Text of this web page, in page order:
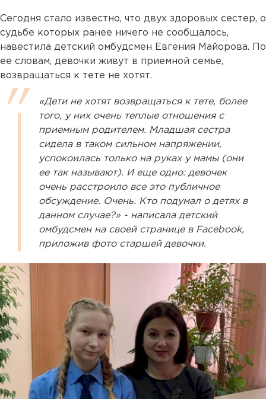
Cегодня стало известно, что двух здоровых сестер, о
судьбе которых ранее ничего не сообщалось,
навестила детский омбудсмен Евгения Майорова. По
ее словам, девочки живут в приемной семье,
возвращаться к тете не хотят.
«Дети не хотят возвращаться к тете, более
того, у них очень теплые отношения с
приемным родителем. Младшая сестра
сидела в таком сильном напряжении,
успокоилась только на руках у мамы (они
ее так называют). И еще одно: девочек
очень расстроило все это публичное
обсуждение. Очень. Кто подумал о детях в
данном случае?» - написала детский
омбудсмен на своей странице в Facebook,
приложив фото старшей девочки.